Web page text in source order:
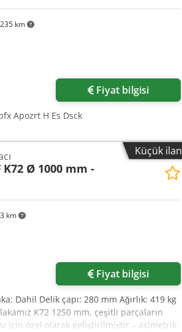
155099 * Üstten takılan ağızlar: RÖHM
tornalarda profesyonel uygulamalar
bir Alman firması olan RÖHM'ün
km
Fiyat bilgisi
Apozrt H Es Dsck
Küçük ilan
km
K72 Ø 1000 mm -
Fiyat bilgisi
Dahil Delik çapı: 280 mm Ağırlık: 419 kg
K72 1250 mm, çeşitli parçaların
için özel olarak geliştirilmiştir – asimetrik,